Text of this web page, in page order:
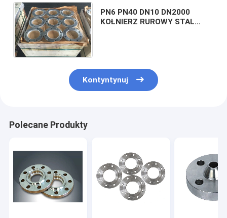
PN6 PN40 DN10 DN2000
KOŁNIERZ RUROWY STAL
Kontyntynuj
Polecane Produkty